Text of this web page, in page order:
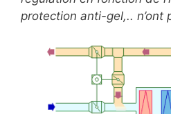
protection anti-gel,.. n’ont